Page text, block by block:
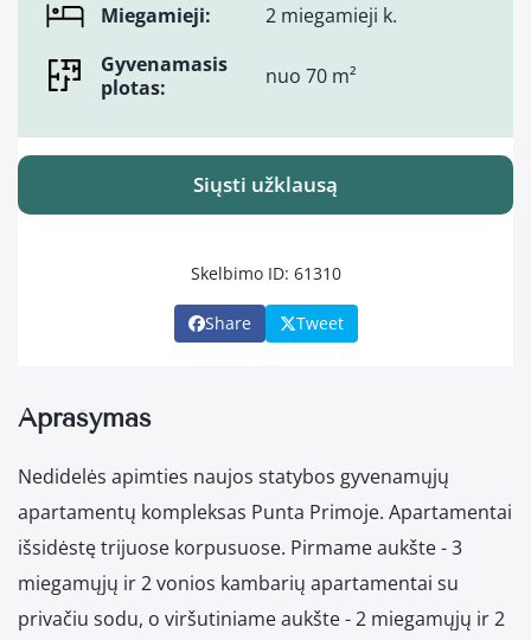
Miegamieji:
2 miegamieji k.
Gyvenamasis
plotas:
nuo 70 m²
Siųsti užklausą
Skelbimo ID: 61310
Share Tweet
Aprašymas
Nedidelės apimties naujos statybos gyvenamųjų
apartamentų kompleksas Punta Primoje. Apartamentai
išsidėstę trijuose korpusuose. Pirmame aukšte - 3
miegamųjų ir 2 vonios kambarių apartamentai su
privačiu sodu, o viršutiniame aukšte - 2 miegamųjų ir 2